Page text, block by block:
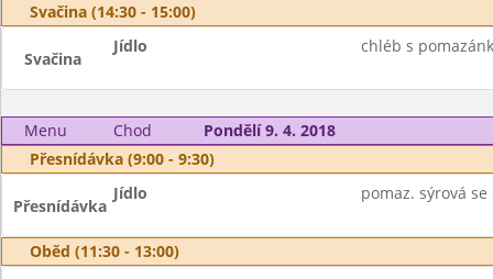
Svačina (14:30 - 15:00)
Svačina
Jídlo chléb s
Menu Chod
Pondělí 9. 4. 2018
Přesnídávka (9:00 - 9:30)
Přesnídávka
Jídlo pomaz. sýrová
Oběd (11:30 - 13:00)